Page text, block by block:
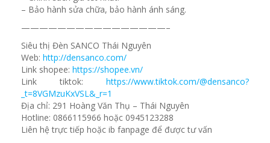
– Bảo hành sửa chữa, bảo hành ánh sáng.
————————————————–
Siêu thị Đèn SANCO Thái Nguyên
Web: http://densanco.com/
Link shopee: https://shopee.vn/
Link tiktok: https://www.tiktok.com/@densanco?
_t=8VGMzuKxVSL&_r=1
Địa chỉ: 291 Hoàng Văn Thụ – Thái Nguyên
Hotline: 0866115966 hoặc 0945123288
Liên hệ trực tiếp hoặc ib fanpage để được tư vấn